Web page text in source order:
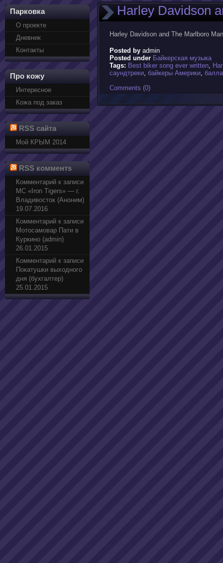
Парковка
О проекте
Дневник
Контакты
Про кожу
Интересное
Кожа под заказ
RSS сайта
Мой КРЫМ 2014
RSS комментs
Комментарий к записи
МС «Iron Tigers» — г.
Владивосток (Аноним)
19.07.2016
Комментарий к записи
Мотосамовар Пати в
Куркино (admin)
26.01.2015
Комментарий к записи
Покатушки выходного
дня (бухгалтер)
25.01.2015
Harley Davidson
Harley Davidson and The Marlboro
Posted by admin
Posted under Байкерская музыка
Tags: Best biker song ever written,
саундтреки, байкеры Америки,
Comments (0)